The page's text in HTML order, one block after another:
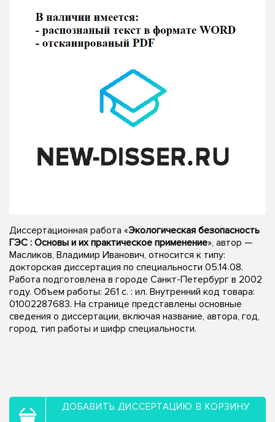
Диссертационная работа «Экологическая безопасность
ГЭС : Основы и их практическое применение», автор —
Масликов, Владимир Иванович, относится к типу:
докторская диссертация по специальности 05.14.08.
Работа подготовлена в городе Санкт-Петербург в 2002
году. Объем работы: 261 с. : ил. Внутренний код товара:
01002287683. На странице представлены основные
сведения о диссертации, включая название, автора, год,
город, тип работы и шифр специальности.
ДОБАВИТЬ ДИССЕРТАЦИЮ В КОРЗИНУ